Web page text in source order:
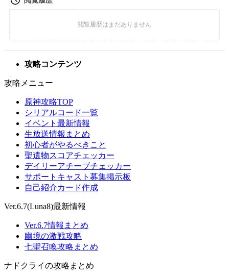
攻略コンテンツ
攻略メニュー
原神攻略TOP
シリアルコード一覧
イベント最新情報
生放送情報まとめ
初心者がやるべきこと
聖遺物スコアチェッカー
デイリーアチーブチェッカー
サポートキャスト募集掲示板
自己紹介カード作成
Ver.6.7(Luna8)最新情報
Ver.6.7情報まとめ
幽境の激戦攻略
七聖召喚攻略まとめ
ナドクライの攻略まとめ